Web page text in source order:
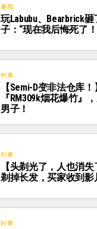
趣闻
玩Labubu、Bearbrick
子：“现在我后悔死了
时事
【Semi-D变非法仓库
『RM309k烟花爆竹』
男子！
时事
【头剃光了，人也消
剃掉长发，买家收到影
时事